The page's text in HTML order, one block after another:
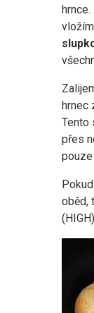
hrnec
Tento
přes
pouze
oběd,